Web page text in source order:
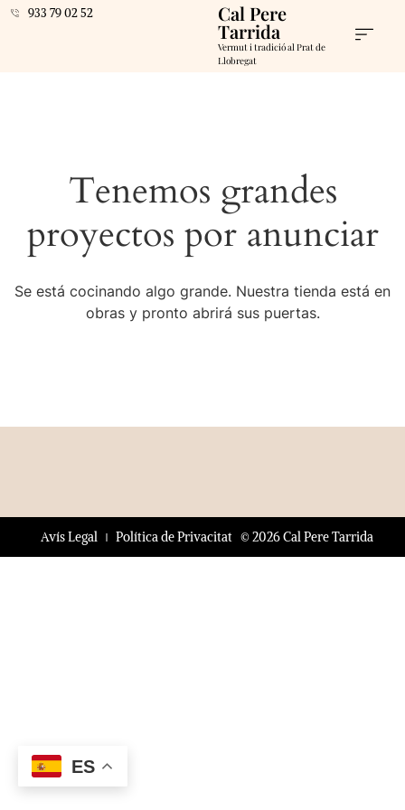
933 79 02 52 Cal Pere
Tarrida
Vermut i tradició al Prat de
Llobregat
Tenemos grandes
proyectos por anunciar
Se está cocinando algo grande. Nuestra tienda está en
obras y pronto abrirá sus puertas.
© 2026 Cal Pere Tarrida
Avís Legal Política de Privacitat
ES